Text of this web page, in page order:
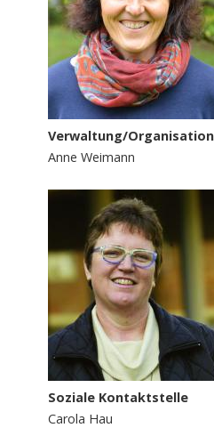
Verwaltung/Organisation
Anne Weimann
Soziale Kontaktstelle
Carola Hau